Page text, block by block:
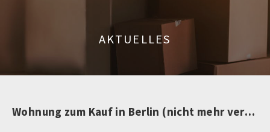
AKTUELLES
Wohnung zum Kauf in Berlin (nicht mehr verfügbar)